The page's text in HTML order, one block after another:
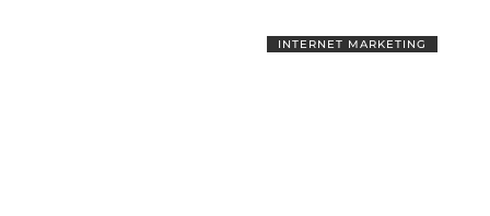
INTERNET MARKETING